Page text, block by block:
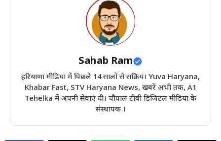
Sahab Ram
हरियाणा मीडिया में पिछले 14 सालों से सक्रिय। Yuva Haryana,
Khabar Fast, STV Haryana News, खबरें अभी तक, A1
Tehelka में अपनी सेवाएं दी। चौपाल टीवी डिजिटल मीडिया के
संस्थापक ।